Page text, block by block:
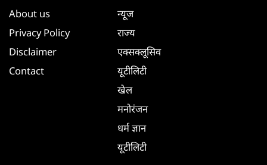
About us
Privacy Policy
Disclaimer
Contact
न्यूज
राज्य
एक्सक्लूसिव
यूटीलिटी
खेल
मनोरंजन
धर्म ज्ञान
यूटीलिटी